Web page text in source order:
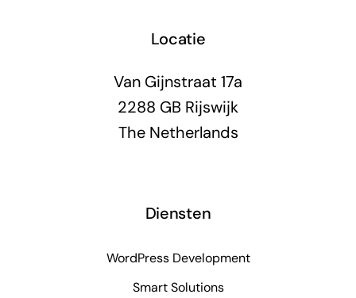
Locatie
Van Gijnstraat 17a
2288 GB Rijswijk
The Netherlands
Diensten
WordPress Development
Smart Solutions